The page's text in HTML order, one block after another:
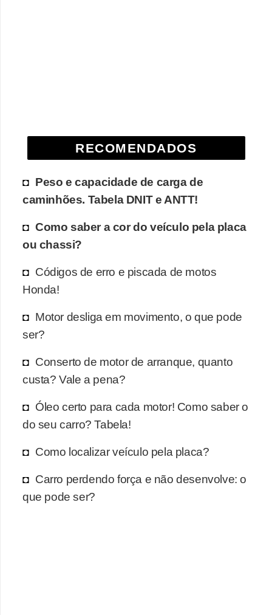
RECOMENDADOS
Peso e capacidade de carga de
caminhões. Tabela DNIT e ANTT!
Como saber a cor do veículo pela placa
ou chassi?
Códigos de erro e piscada de motos
Honda!
Motor desliga em movimento, o que pode
ser?
Conserto de motor de arranque, quanto
custa? Vale a pena?
Óleo certo para cada motor! Como saber o
do seu carro? Tabela!
Como localizar veículo pela placa?
Carro perdendo força e não desenvolve: o
que pode ser?
f
r
C
o
m
p
c
a
r
D
i
c